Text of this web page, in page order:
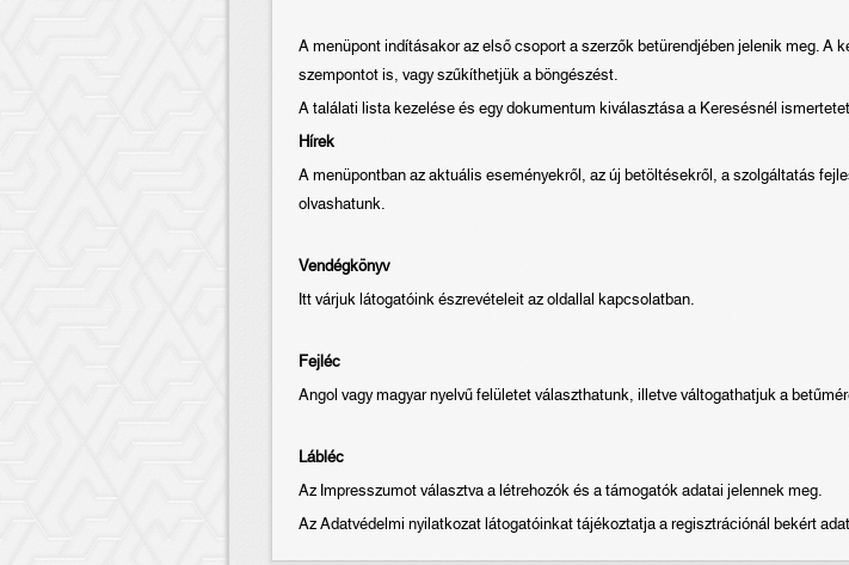
A menüpont indításakor az első csoport a szerzők betürendjében jelenik meg.
szempontot is, vagy szűkíthetjük a böngészést.
A találati lista kezelése és egy dokumentum kiválasztása a Keresésnél
Hírek
A menüpontban az aktuális eseményekről, az új betöltésekről, a szolgáltatás
olvashatunk.
Vendégkönyv
Itt várjuk látogatóink észrevételeit az oldallal kapcsolatban.
Fejléc
Angol vagy magyar nyelvű felületet választhatunk, illetve váltogathatjuk a
Lábléc
Az Impresszumot választva a létrehozók és a támogatók adatai jelennek meg.
Az Adatvédelmi nyilatkozat látogatóinkat tájékoztatja a regisztrációnál bekért